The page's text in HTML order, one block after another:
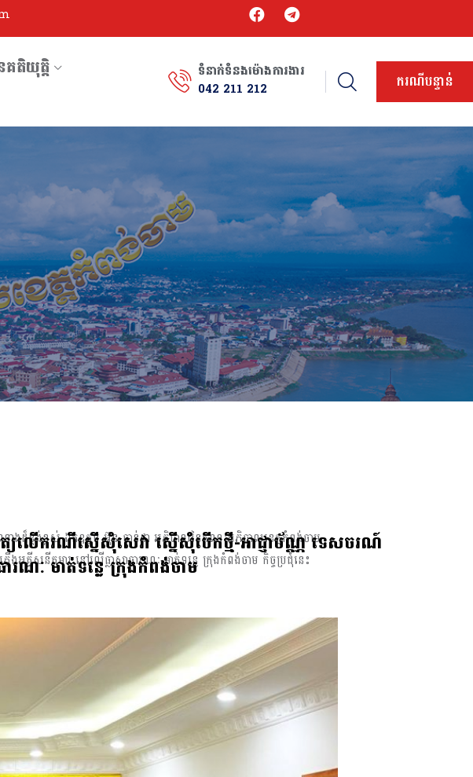
គតិយុតិ្ត
ទំនាក់ទំនងម៉ោងការងារ
042 211 212
ករណីបន្ទាន់
លេីករណីស្នេីសុំសេវា ស្នេីសុំបេីកថ្មី-អាជ្ញាប័ណ្ណ ទេសចរណ៍
រណៈ មាត់ទន្លេ ក្រុងកំពង់ចាម
ងដ៏ខ្ពង់ខ្ពស់ ឯកឧត្ដម អ៊ុន ចាន់ដា អភិបាលនៃគណៈអភិបាលខេត្ដកំពង់ចាម
គ្គីសនីកុមារ នៅលើធ្លាសាធារណៈ មាត់ទន្លេ ក្រុងកំពង់ចាម កិច្ចប្រជុំនេះ